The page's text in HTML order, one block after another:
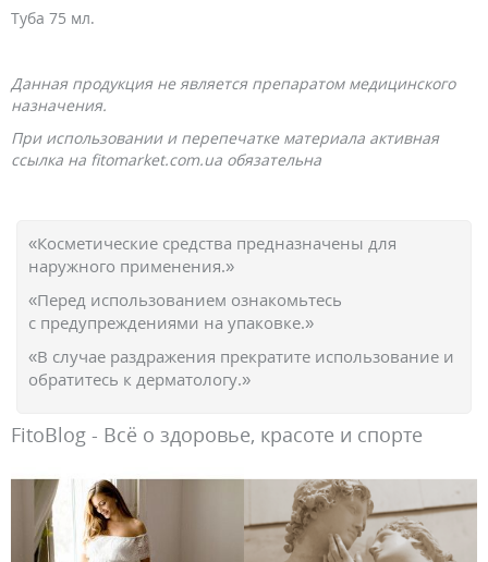
Туба 75 мл.
Данная продукция не является препаратом медицинского
назначения.
При использовании и перепечатке материала активная
ссылка на fitomarket.com.ua обязательна
«Косметические средства предназначены для
наружного применения.»
«Перед использованием ознакомьтесь
с предупреждениями на упаковке.»
«В случае раздражения прекратите использование и
обратитесь к дерматологу.»
FitoBlog - Всё о здоровье, красоте и спорте